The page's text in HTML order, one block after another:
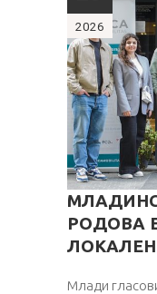
2026
РОДОВА
Млади